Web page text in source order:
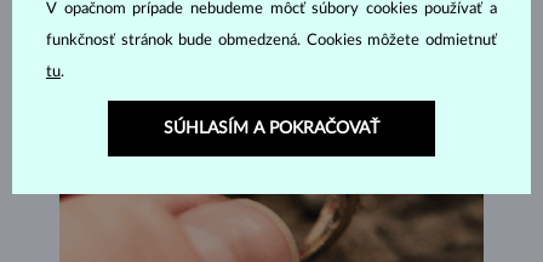
V opačnom prípade nebudeme môcť súbory cookies používať a
funkčnosť stránok bude obmedzená. Cookies môžete odmietnuť
tu.
SÚHLASÍM A POKRAČOVAŤ